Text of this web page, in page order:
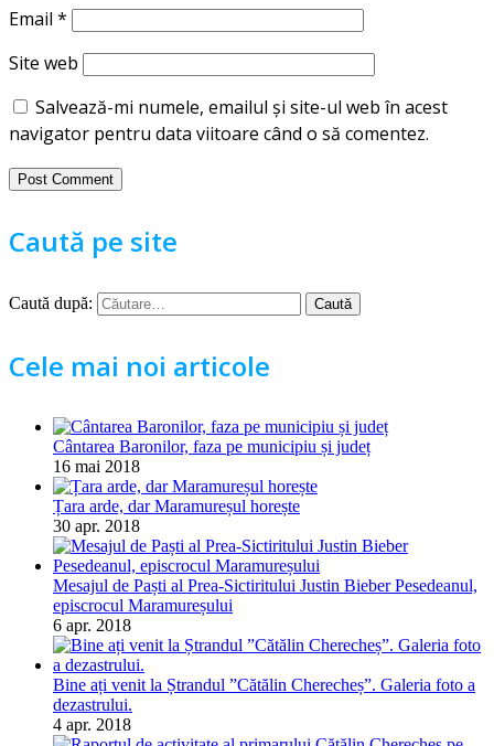
Email *
Site web
Salvează-mi numele, emailul și site-ul web în acest
navigator pentru data viitoare când o să comentez.
Caută pe site
Caută după:
Cele mai noi articole
Cântarea Baronilor, faza pe municipiu și județ
16 mai 2018
Țara arde, dar Maramureșul horește
30 apr. 2018
Mesajul de Paști al Prea-Sictiritului Justin Bieber Pesedeanul,
episcrocul Maramureșului
6 apr. 2018
Bine ați venit la Ștrandul ”Cătălin Cherecheș”. Galeria foto a
dezastrului.
4 apr. 2018